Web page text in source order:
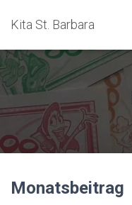
Kita St. Barbara
Monatsbeitrag